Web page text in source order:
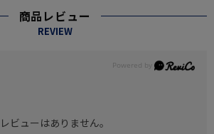
商品レビュー
REVIEW
レビューはありません。